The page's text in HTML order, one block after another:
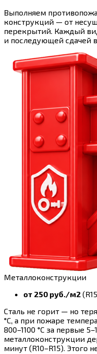
Выполняем
конструкций — от
перекрытий. Каждый
и последующей сдачей
Металлоконструкции
от 250 руб./м2
Сталь не горит — но
°C, а при пожаре
800–1100 °C за первые
металлоконструкции
минут (R10–R15). Этого